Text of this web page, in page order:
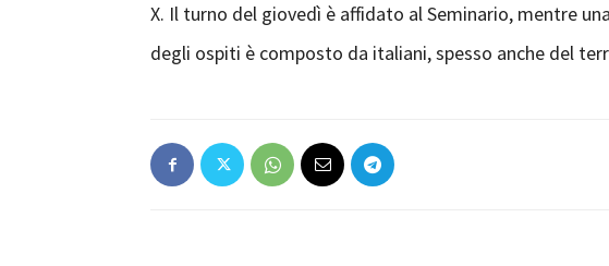
X. Il turno del giovedì è affidato al Seminario, mentre
degli ospiti è composto da italiani, spesso anche del